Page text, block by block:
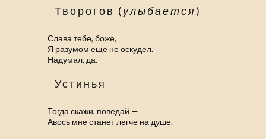
Творогов (улыбается)
Слава тебе, боже,
Я разумом еще не оскудел.
Надумал, да.
Устинья
Тогда скажи, поведай —
Авось мне станет легче на душе.